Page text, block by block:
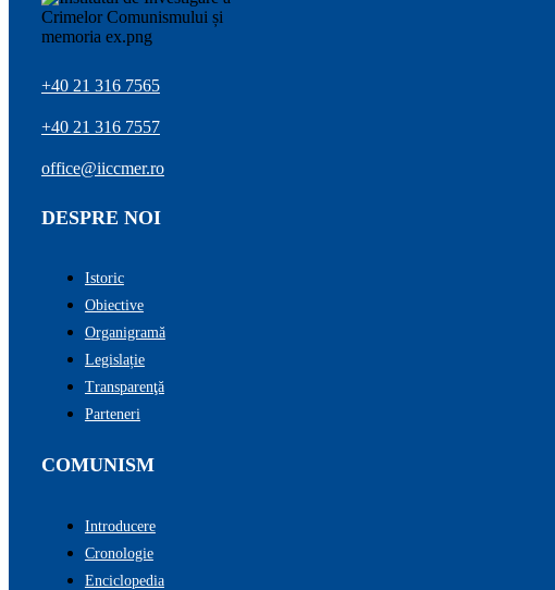
+40 21 316 7565
+40 21 316 7557
office@iiccmer.ro
DESPRE NOI
Istoric
Obiective
Organigramă
Legislație
Transparenţă
Parteneri
COMUNISM
Introducere
Cronologie
Enciclopedia